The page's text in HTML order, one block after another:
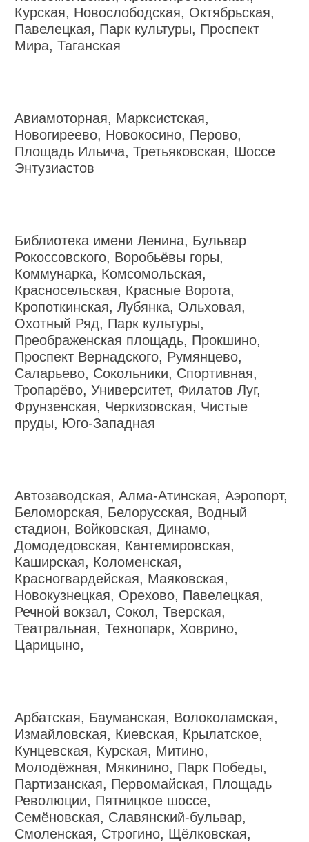
Курская, Новослободская, Октябрьская,
Павелецкая, Парк культуры, Проспект
Мира, Таганская
Авиамоторная, Марксистская,
Новогиреево, Новокосино, Перово,
Площадь Ильича, Третьяковская, Шоссе
Энтузиастов
Библиотека имени Ленина, Бульвар
Рокоссовского, Воробьёвы горы,
Коммунарка, Комсомольская,
Красносельская, Красные Ворота,
Кропоткинская, Лубянка, Ольховая,
Охотный Ряд, Парк культуры,
Преображенская площадь, Прокшино,
Проспект Вернадского, Румянцево,
Саларьево, Сокольники, Спортивная,
Тропарёво, Университет, Филатов Луг,
Фрунзенская, Черкизовская, Чистые
пруды, Юго-Западная
Автозаводская, Алма-Атинская, Аэропорт,
Беломорская, Белорусская, Водный
стадион, Войковская, Динамо,
Домодедовская, Кантемировская,
Каширская, Коломенская,
Красногвардейская, Маяковская,
Новокузнецкая, Орехово, Павелецкая,
Речной вокзал, Сокол, Тверская,
Театральная, Технопарк, Ховрино,
Царицыно,
Арбатская, Бауманская, Волоколамская,
Измайловская, Киевская, Крылатское,
Кунцевская, Курская, Митино,
Молодёжная, Мякинино, Парк Победы,
Партизанская, Первомайская, Площадь
Революции, Пятницкое шоссе,
Семёновская, Славянский-бульвар,
Смоленская, Строгино, Щёлковская,